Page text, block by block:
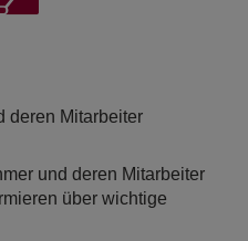
deren Mitarbeiter
und deren Mitarbeiter
über wichtige